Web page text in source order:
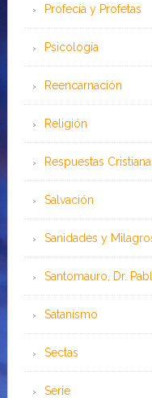
Profecía y Profetas
Psicología
Reencarnación
Religión
Respuestas
Salvación
Sanidades y
Santomauro, Dr.
Satanismo
Sectas
Serie